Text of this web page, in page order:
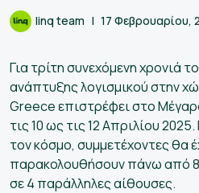
linq team 17 Φεβρουαρίου,
Για τρίτη συνεχόμενη χρονιά
ανάπτυξης λογισμικού στην
Greece επιστρέφει στο
τις 10 ως τις 12 Απριλίου
τον κόσμο, συμμετέχοντες θα
παρακολουθήσουν πάνω από
σε 4 παράλληλες αίθουσες.